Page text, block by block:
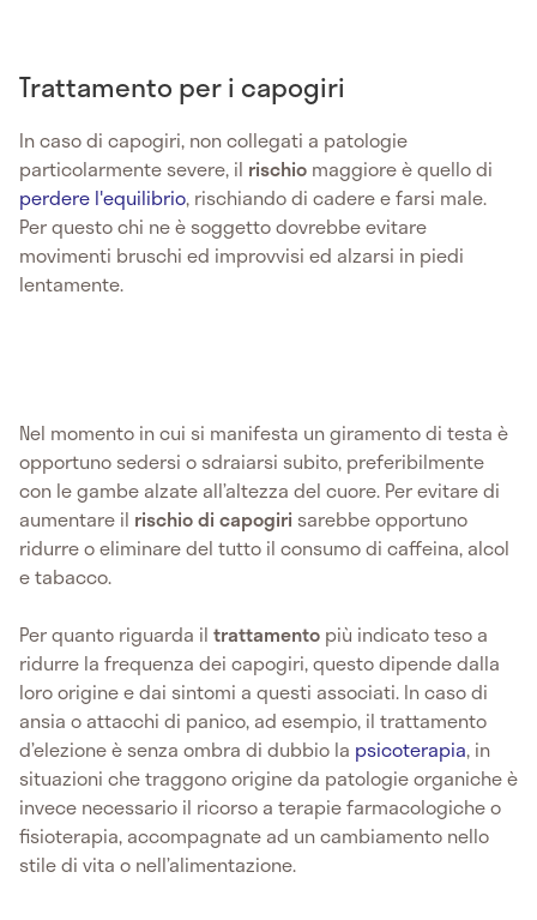
Trattamento per i capogiri
In caso di capogiri, non collegati a patologie
particolarmente severe, il rischio maggiore è quello di
perdere l'equilibrio, rischiando di cadere e farsi male.
Per questo chi ne è soggetto dovrebbe evitare
movimenti bruschi ed improvvisi ed alzarsi in piedi
lentamente.
Nel momento in cui si manifesta un giramento di testa è
opportuno sedersi o sdraiarsi subito, preferibilmente
con le gambe alzate all’altezza del cuore. Per evitare di
aumentare il rischio di capogiri sarebbe opportuno
ridurre o eliminare del tutto il consumo di caffeina, alcol
e tabacco.
Per quanto riguarda il trattamento più indicato teso a
ridurre la frequenza dei capogiri, questo dipende dalla
loro origine e dai sintomi a questi associati. In caso di
ansia o attacchi di panico, ad esempio, il trattamento
d’elezione è senza ombra di dubbio la psicoterapia, in
situazioni che traggono origine da patologie organiche è
invece necessario il ricorso a terapie farmacologiche o
fisioterapia, accompagnate ad un cambiamento nello
stile di vita o nell’alimentazione.